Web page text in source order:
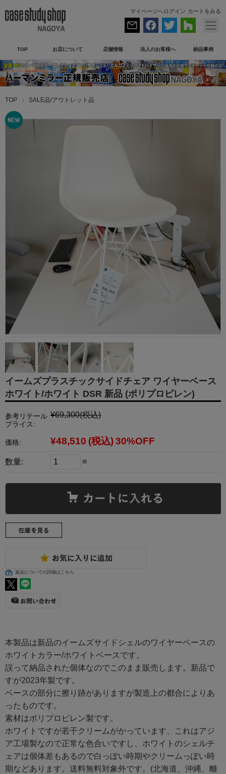
マイページへログイン カートをみる
TOP お店について 店舗情報 法人のお客様へ 納品事例
TOP SALE品/アウトレット品
イームズプラスチックサイドチェア ワイヤーベース
ホワイト/ホワイト DSR 新品 (ポリプロピレン)
参考リテール
プライス:
¥69,300(税込)
価格: ¥48,510 (税込)30%OFF
数量: 個
返品についての詳細はこちら
本製品は新品のイームズサイドシェルのワイヤーベースの
ホワイトカラー/ホワイトベースです。
誤って納品された個体なのでこのまま販売します。新品で
すが2023年製です。
ベースの部分に擦り跡がありますが製造上の都合によりあ
ったものです。
素材はポリプロピレン製です。
ホワイトですが若干クリームがかっています、これはアジ
ア工場製なので正常な色合いですし、ホワイトのシェルチ
ェアは個体差もあるので白っぽい時期やクリームっぽい時
期などあります。送料無料対象外です。(北海道、沖縄、離